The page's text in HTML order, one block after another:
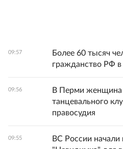
09:57
Более 60 тысяч
гражданство РФ
09:56
В Перми женщина
танцевального
правосудия
09:55
ВС России